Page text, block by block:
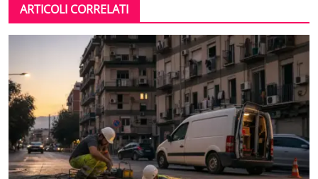
ARTICOLI CORRELATI